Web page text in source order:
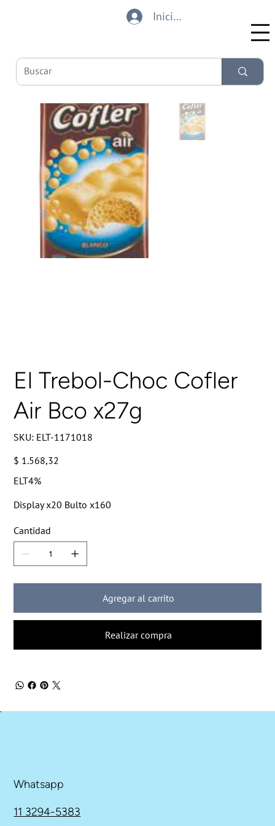
Iniciar sesión
El Trebol-Choc Cofler
Air Bco x27g
SKU: SKU
ELT-
ELT-1171018
Precio
$ 1.568,32
ELT4%
Display x20 Bulto x160
Cantidad
Agregar al carrito
Realizar compra
Whatsapp
11 3294-5383